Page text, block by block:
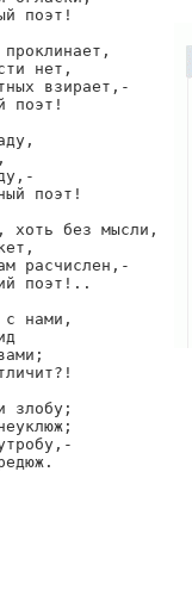
поэт!
нет,
взирает,-
поэт!
поэт!
хоть без мысли,
расчислен,-
поэт!..
с нами,
злобу;